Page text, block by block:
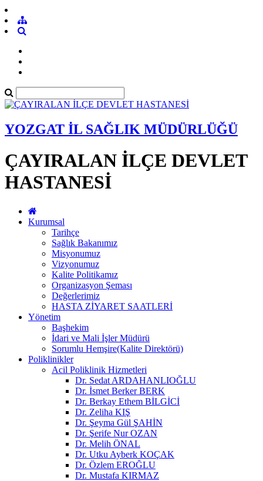
YOZGAT İL SAĞLIK MÜDÜRLÜĞÜ
ÇAYIRALAN İLÇE DEVLET
HASTANESİ
Kurumsal
Tarihçe
Sağlık Bakanımız
Misyonumuz
Vizyonumuz
Kalite Politikamız
Organizasyon Şeması
Değerlerimiz
HASTA ZİYARET SAATLERİ
Yönetim
Başhekim
İdari ve Mali İşler Müdürü
Sorumlu Hemşire(Kalite Direktörü)
Poliklinikler
Acil Poliklinik Hizmetleri
Dr. Sedat ARDAHANLIOĞLU
Dr. İsmet Berker BERK
Dr. Berkay Ethem BİLGİCİ
Dr. Zeliha KIŞ
Dr. Şeyma Gül ŞAHİN
Dr. Şerife Nur OZAN
Dr. Melih ÖNAL
Dr. Utku Ayberk KOÇAK
Dr. Özlem EROĞLU
Dr. Mustafa KIRMAZ